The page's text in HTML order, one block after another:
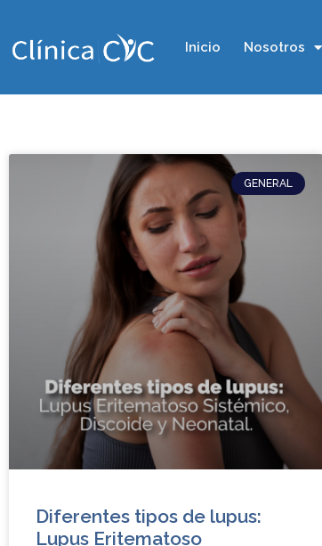
Inicio Nosotros
GENERAL
Diferentes tipos de lupus:
Lupus Eritematoso